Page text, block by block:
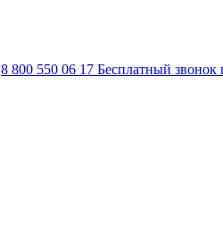
8 800 550 06 17 Бесплатный звонок